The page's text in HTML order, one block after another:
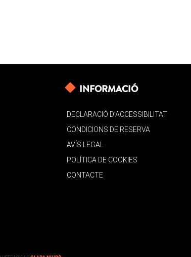
INFORMACIÓ
DECLARACIÓ D’ACCESSIBILITAT
CONDICIONS DE RESERVA
AVÍS LEGAL
POLÍTICA DE COOKIES
CONTACTE